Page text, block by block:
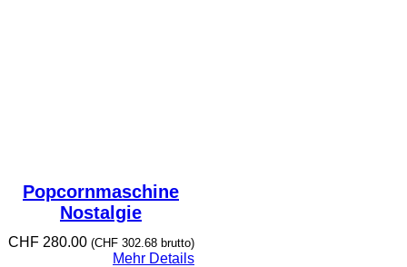
Popcornmaschine
Nostalgie
CHF280.00 (CHF302.68brutto)
Mehr Details